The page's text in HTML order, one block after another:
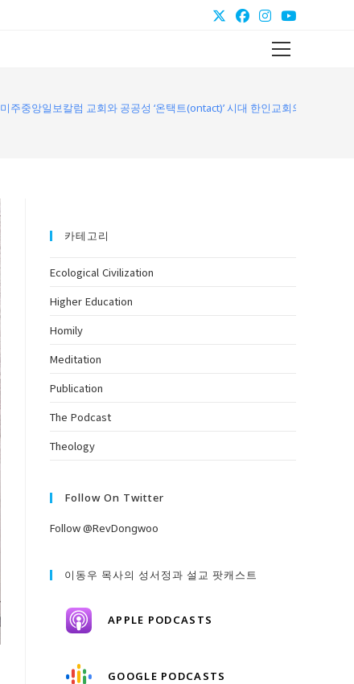
Main
미주중앙일보칼럼 교회와 공공성 ‘온택트(ontact)’ 시대 한인교회의 역할
카테고리
Ecological Civilization
Higher Education
Homily
Meditation
Publication
The Podcast
Theology
Follow On Twitter
Follow @RevDongwoo
이동우 목사의 성서정과 설교 팟캐스트
APPLE PODCASTS
GOOGLE PODCASTS